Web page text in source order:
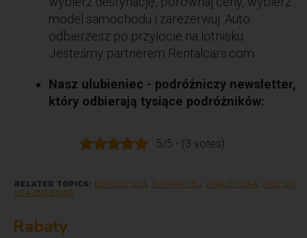
model samochodu i zarezerwuj. Auto
odbierzesz po przylocie na lotnisku.
Jesteśmy partnerem Rentalcars.com.
Nasz ulubieniec - podróżniczy newsletter,
który odbierają tysiące podróżników:
5/5 - (3 votes)
RELATED TOPICS: ESTA DO USA, FLIPOHITY.PL,WIZA DO USA,WIZY DO
USA ZNIESIONE
Rabaty